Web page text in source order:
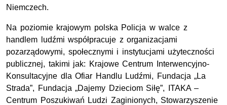
Niemczech.
Na poziomie krajowym polska Policja w walce z
handlem ludźmi współpracuje z organizacjami
pozarządowymi, społecznymi i instytucjami użyteczności
publicznej, takimi jak: Krajowe Centrum Interwencyjno-
Konsultacyjne dla Ofiar Handlu Ludźmi, Fundacja „La
Strada”, Fundacja „Dajemy Dzieciom Siłę”, ITAKA –
Centrum Poszukiwań Ludzi Zaginionych, Stowarzyszenie